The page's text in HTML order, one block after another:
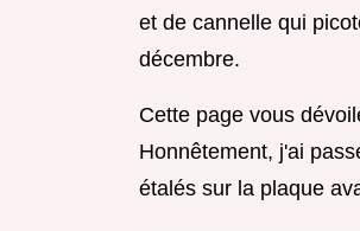
et de cannelle qui
décembre.
Cette page vous
Honnêtement, j'ai
étalés sur la plaque